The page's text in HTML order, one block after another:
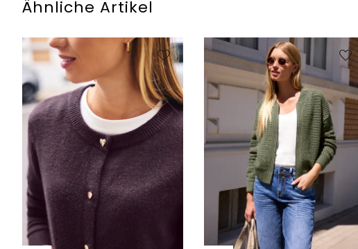
Ähnliche Artikel